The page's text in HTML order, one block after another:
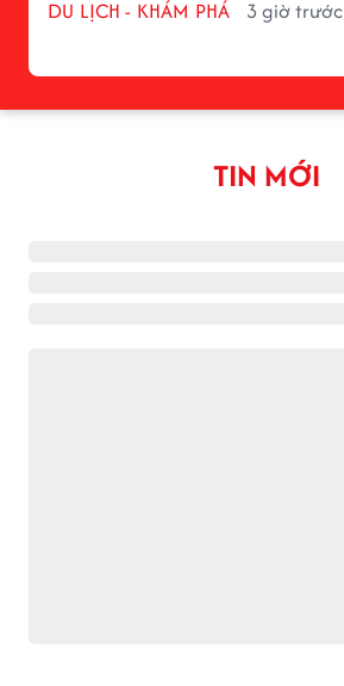
DU LỊCH - KHÁM PHÁ 3 giờ trước
TIN MỚI